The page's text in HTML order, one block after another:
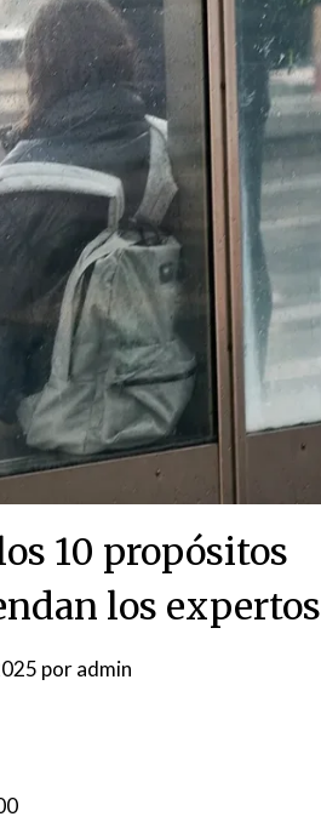
10 propósitos
los expertos
poradmin